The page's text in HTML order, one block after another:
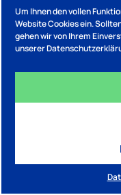
Um Ihnen den vollen
Website Cookies ein.
gehen wir von Ihrem
unserer